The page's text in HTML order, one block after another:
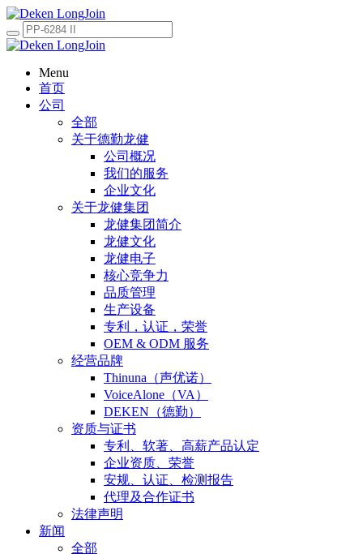
Menu
首页
公司
全部
关于德勤龙健
公司概况
我们的服务
企业文化
关于龙健集团
龙健集团简介
龙健文化
龙健电子
核心竞争力
品质管理
生产设备
专利，认证，荣誉
OEM & ODM 服务
经营品牌
Thinuna（声优诺）
VoiceAlone（VA）
DEKEN（德勤）
资质与证书
专利、软著、高薪产品认定
企业资质、荣誉
安规、认证、检测报告
代理及合作证书
法律声明
新闻
全部